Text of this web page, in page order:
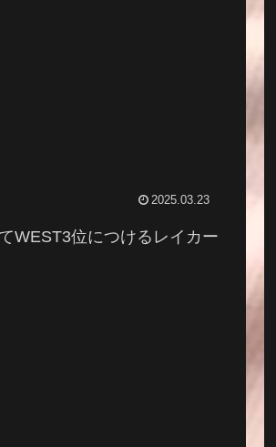
2025.03.23
WEST3位につけるレイカー